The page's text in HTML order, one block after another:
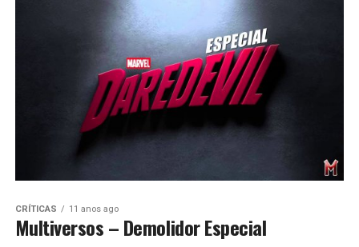
CRÍTICAS 11 anos ago
Multiversos – Demolidor Especial